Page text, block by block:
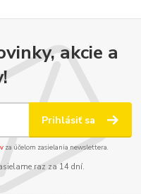
akcie a
Prihlásiť sa
za účelom zasielania newslettera.
raz za 14 dní.